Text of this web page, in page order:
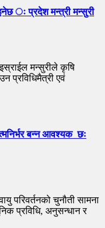
ः प्रदेश मन्त्री मन्सुरी
मन्सुरीले कृषि
प्रविधिमैत्री एवं
बन्न आवश्यक छः
परिवर्तनको चुनौती सामना
प्रविधि, अनुसन्धान र